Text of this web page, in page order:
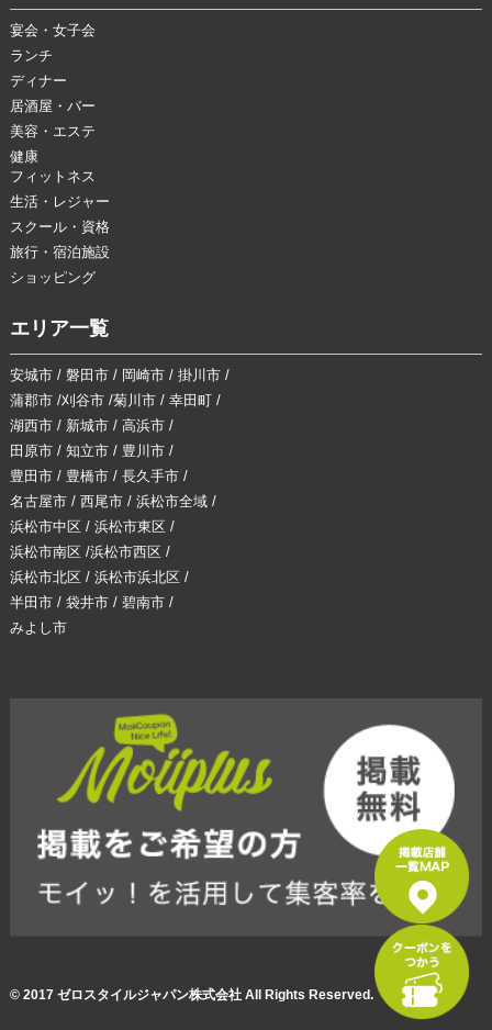
宴会・女子会
ランチ
ディナー
居酒屋・バー
美容・エステ
健康
フィットネス
生活・レジャー
スクール・資格
旅行・宿泊施設
ショッピング
エリア一覧
安城市/ 磐田市/ 岡崎市/ 掛川市/
蒲郡市/刈谷市/菊川市/ 幸田町/
湖西市/ 新城市/ 高浜市/
田原市/ 知立市/ 豊川市/
豊田市/ 豊橋市/ 長久手市/
名古屋市/ 西尾市/ 浜松市全域/
浜松市中区 / 浜松市東区 /
浜松市南区 /浜松市西区 /
浜松市北区 / 浜松市浜北区 /
半田市/ 袋井市/ 碧南市/
みよし市
© 2017 ゼロスタイルジャパン株式会社 All Rights Reserved.